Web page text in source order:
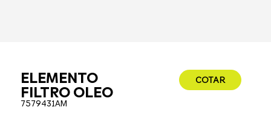
ELEMENTO
FILTRO OLEO
7579431AM
COTAR